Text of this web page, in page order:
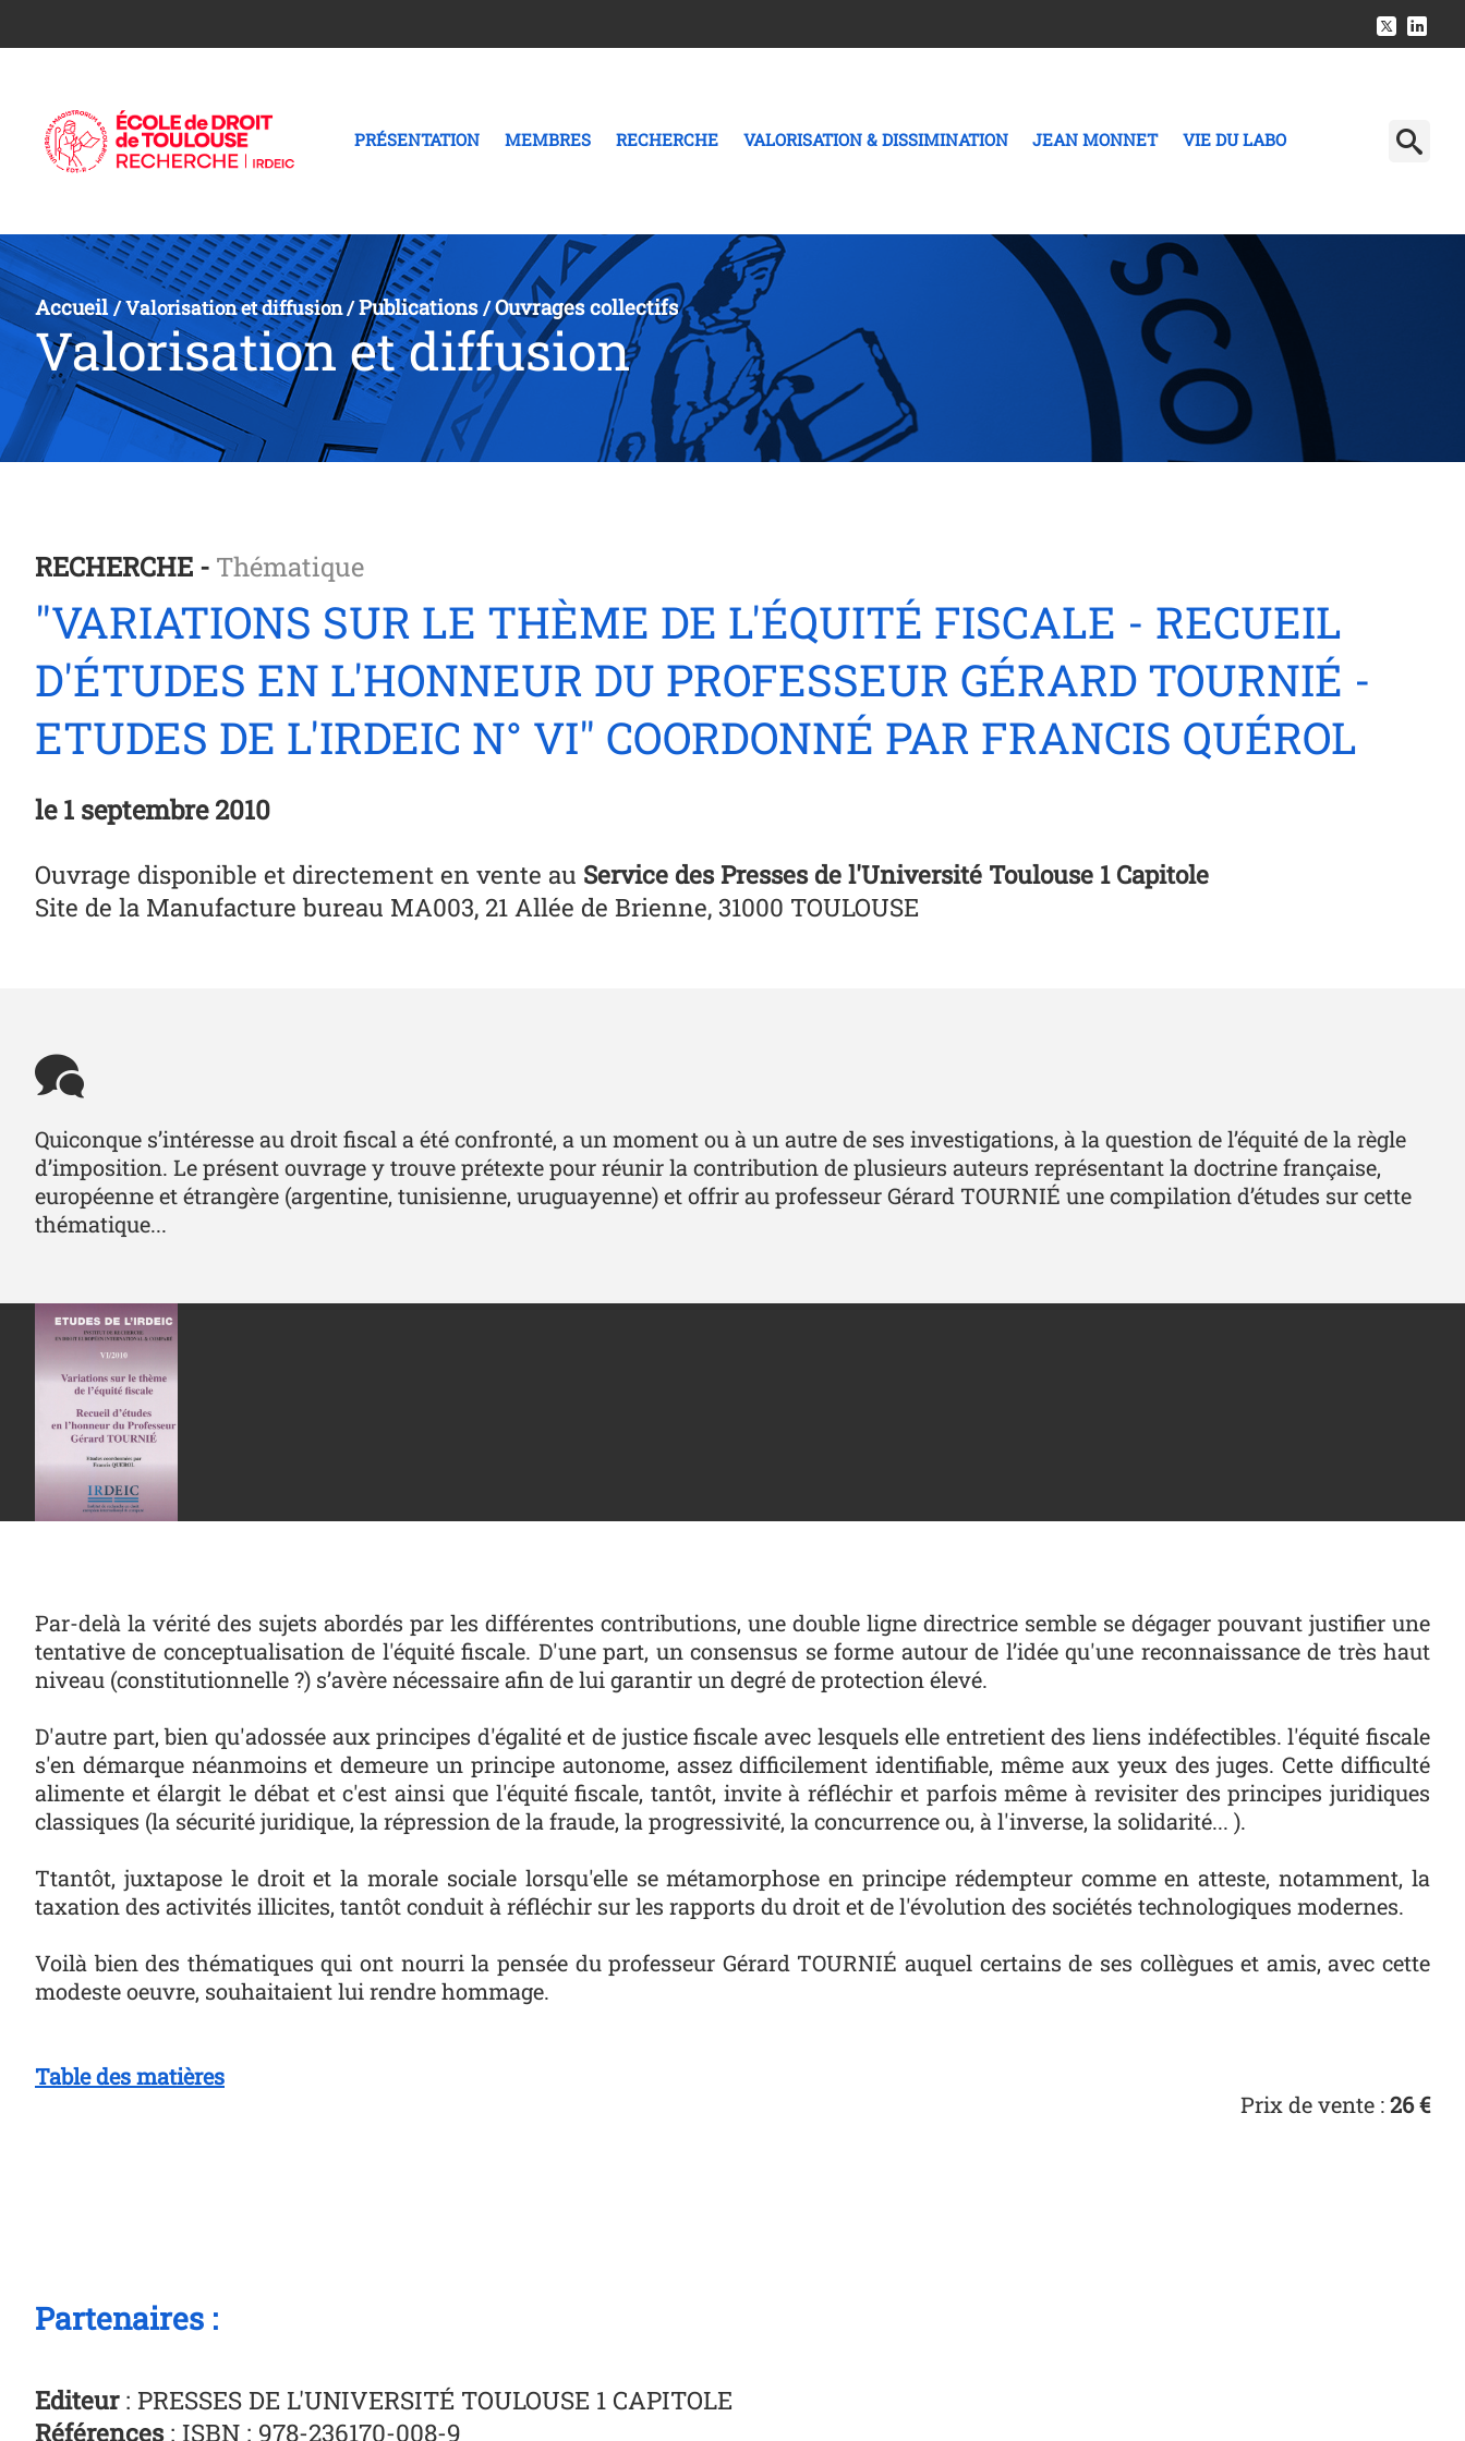
PRÉSENTATION MEMBRES RECHERCHE VALORISATION & DISSIMINATION JEAN MONNET VIE DU LABO
Accueil/Valorisation et diffusion/Publications/Ouvrages collectifs
Valorisation et diffusion
RECHERCHE - Thématique
"VARIATIONS SUR LE THÈME DE L'ÉQUITÉ FISCALE - RECUEIL
D'ÉTUDES EN L'HONNEUR DU PROFESSEUR GÉRARD TOURNIÉ -
ETUDES DE L'IRDEIC N° VI" COORDONNÉ PAR FRANCIS QUÉROL
le1 septembre 2010
Ouvrage disponible et directement en vente au Service des Presses de l'Université Toulouse 1 Capitole
Site de la Manufacture bureau MA003, 21 Allée de Brienne, 31000 TOULOUSE
Quiconque s’intéresse au droit fiscal a été confronté, a un moment ou à un autre de ses investigations, à la question de l’équité de la règle
d’imposition. Le présent ouvrage y trouve prétexte pour réunir la contribution de plusieurs auteurs représentant la doctrine française,
européenne et étrangère (argentine, tunisienne, uruguayenne) et offrir au professeur Gérard TOURNIÉ une compilation d’études sur cette
thématique...
Par-delà la vérité des sujets abordés par les différentes contributions, une double ligne directrice semble se dégager pouvant justifier une
tentative de conceptualisation de l'équité fiscale. D'une part, un consensus se forme autour de l’idée qu'une reconnaissance de très haut
niveau (constitutionnelle ?) s’avère nécessaire afin de lui garantir un degré de protection élevé.
D'autre part, bien qu'adossée aux principes d'égalité et de justice fiscale avec lesquels elle entretient des liens indéfectibles. l'équité fiscale
s'en démarque néanmoins et demeure un principe autonome, assez difficilement identifiable, même aux yeux des juges. Cette difficulté
alimente et élargit le débat et c'est ainsi que l'équité fiscale, tantôt, invite à réfléchir et parfois même à revisiter des principes juridiques
classiques (la sécurité juridique, la répression de la fraude, la progressivité, la concurrence ou, à l'inverse, la solidarité... ).
Ttantôt, juxtapose le droit et la morale sociale lorsqu'elle se métamorphose en principe rédempteur comme en atteste, notamment, la
taxation des activités illicites, tantôt conduit à réfléchir sur les rapports du droit et de l'évolution des sociétés technologiques modernes.
Voilà bien des thématiques qui ont nourri la pensée du professeur Gérard TOURNIÉ auquel certains de ses collègues et amis, avec cette
modeste oeuvre, souhaitaient lui rendre hommage.
Table des matières
Prix de vente :26 €
Partenaires :
Editeur: PRESSES DE L'UNIVERSITÉ TOULOUSE 1 CAPITOLE
Références: ISBN : 978-236170-008-9